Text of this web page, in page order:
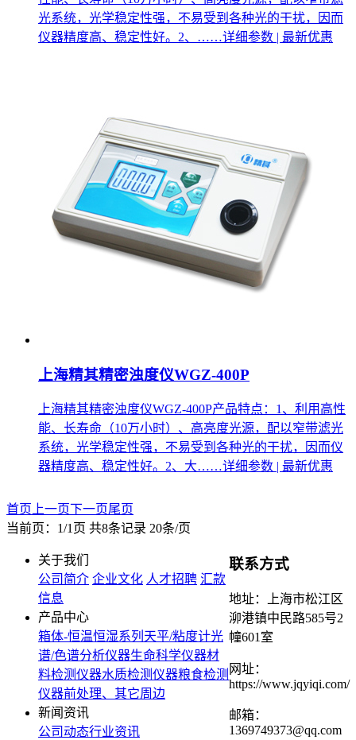
光系统，光学稳定性强，不易受到各种光的干扰，因而
仪器精度高、稳定性好。2、……详细参数 | 最新优惠
上海精其精密浊度仪WGZ-400P
上海精其精密浊度仪WGZ-400P产品特点：1、利用高性
能、长寿命（10万小时）、高亮度光源，配以窄带滤光
系统，光学稳定性强，不易受到各种光的干扰，因而仪
器精度高、稳定性好。2、大……详细参数 | 最新优惠
首页 上一页下一页尾页
当前页：1/1页 共8条记录 20条/页
关于我们
公司简介 企业文化 人才招聘 汇款
信息
产品中心
箱体-恒温恒湿系列 天平/粘度计光
谱/色谱分析仪器生命科学仪器材
料检测仪器水质检测仪器粮食检测
仪器前处理、其它周边
新闻资讯
公司动态行业资讯
联系方式
地址：上海市松江区
泖港镇中民路585号2
幢601室
网址：
https://www.jqyiqi.com/
邮箱：
1369749373@qq.com